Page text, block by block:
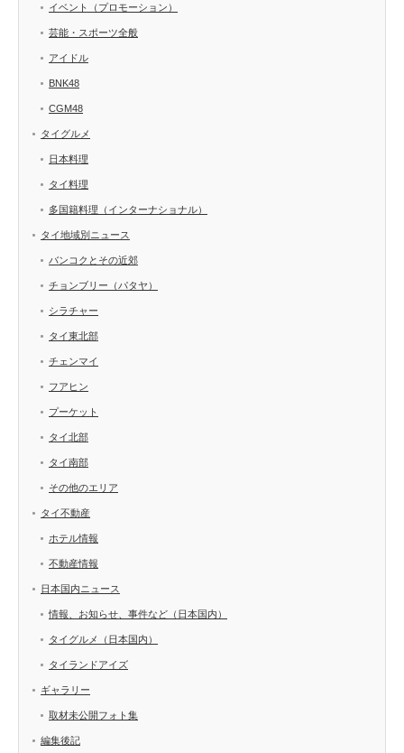
イベント（プロモーション）
芸能・スポーツ全般
アイドル
BNK48
CGM48
タイグルメ
日本料理
タイ料理
多国籍料理（インターナショナル）
タイ地域別ニュース
バンコクとその近郊
チョンブリー（パタヤ）
シラチャー
タイ東北部
チェンマイ
フアヒン
プーケット
タイ北部
タイ南部
その他のエリア
タイ不動産
ホテル情報
不動産情報
日本国内ニュース
情報、お知らせ、事件など（日本国内）
タイグルメ（日本国内）
タイランドアイズ
ギャラリー
取材未公開フォト集
編集後記